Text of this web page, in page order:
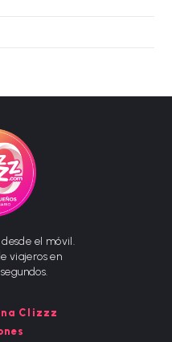
el móvil.
viajeros en
Clizzz